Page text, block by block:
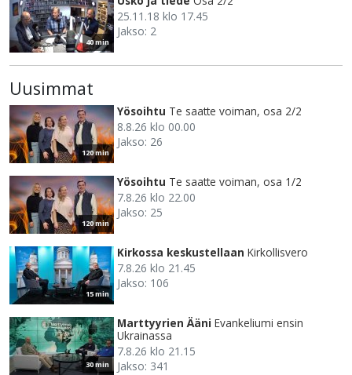
40 min
25.11.18 klo 17.45
Jakso: 2
Uusimmat
120 min
Yösoihtu Te saatte voiman, osa 2/2
8.8.26 klo 00.00
Jakso: 26
120 min
Yösoihtu Te saatte voiman, osa 1/2
7.8.26 klo 22.00
Jakso: 25
15 min
Kirkossa keskustellaan Kirkollisvero
7.8.26 klo 21.45
Jakso: 106
30 min
Marttyyrien Ääni Evankeliumi ensin
Ukrainassa
7.8.26 klo 21.15
Jakso: 341